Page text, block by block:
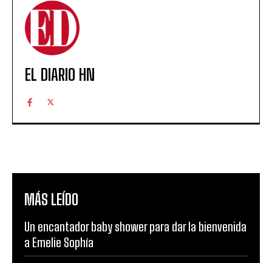
EL DIARIO HN
MÁS LEÍDO
Un encantador baby shower para dar la bienvenida
a Emelie Sophía